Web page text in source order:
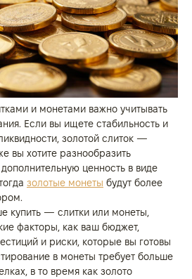
и монетами важно учитывать
Если вы ищете стабильность и
золотой слиток —
вы хотите разнообразить
ценность в виде
золотые монеты будут более
купить — слитки или монеты,
факторы, как ваш бюджет,
и риски, которые вы готовы
в монеты требует больше
в то время как золото